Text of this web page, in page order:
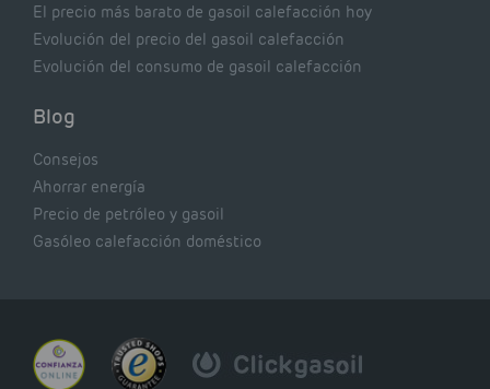
El precio más barato de gasoil calefacción hoy
Evolución del precio del gasoil calefacción
Evolución del consumo de gasoil calefacción
Blog
Consejos
Ahorrar energía
Precio de petróleo y gasoil
Gasóleo calefacción doméstico